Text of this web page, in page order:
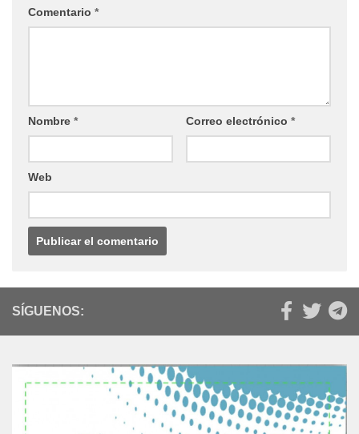
Comentario *
Nombre * Correo electrónico *
Web
SÍGUENOS: